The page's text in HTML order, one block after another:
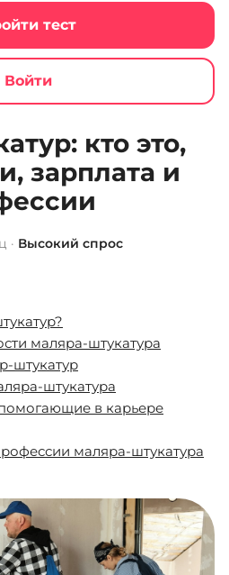
тест
Войти
кто это,
зарплата и
· Высокий спрос
маляра-штукатура
штукатур
штукатура
в карьере
маляра-штукатура